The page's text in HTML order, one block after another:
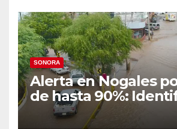
SONORA
Alerta en Nogales
de hasta 90%:
vialidades con alto